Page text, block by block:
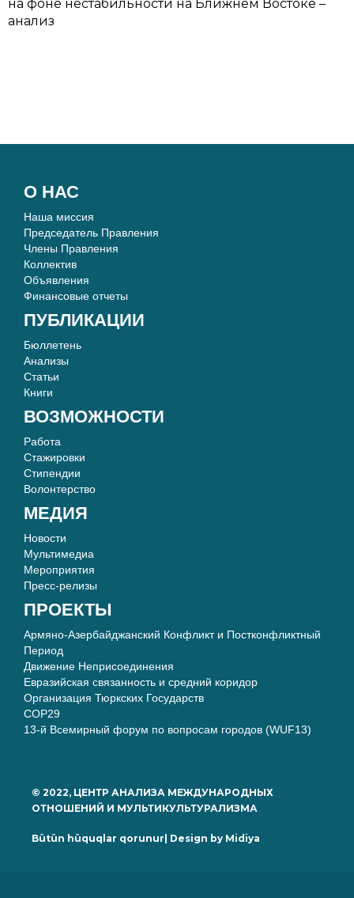
на фоне нестабильности на Ближнем Востоке –
анализ
О НАС
Наша миссия
Председатель Правления
Члены Правления
Коллектив
Объявления
Финансовые отчеты
ПУБЛИКАЦИИ
Бюллетень
Анализы
Статьи
Книги
ВОЗМОЖНОСТИ
Работа
Стажировки
Стипендии
Волонтерство
МЕДИЯ
Новости
Мультимедиа
Мероприятия
Пресс-релизы
ПРОЕКТЫ
Армяно-Азербайджанский Конфликт и Постконфликтный
Период
Движение Неприсоединения
Евразийская связанность и средний коридор
Организация Тюркских Государств
COP29
13-й Всемирный форум по вопросам городов (WUF13)
© 2022, ЦЕНТР АНАЛИЗА МЕЖДУНАРОДНЫХ
ОТНОШЕНИЙ И МУЛЬТИКУЛЬТУРАЛИЗМА
Bütün hüquqlar qorunur| Design by Midiya